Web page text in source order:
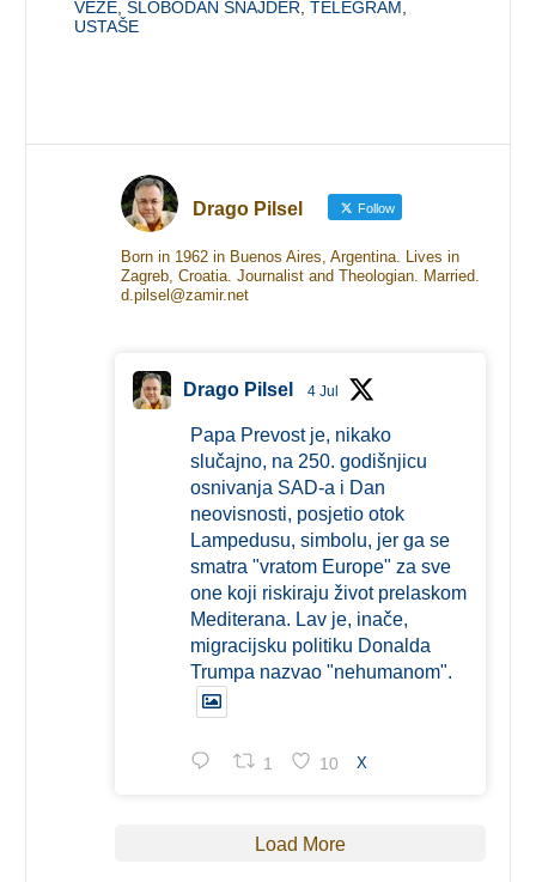
VEZE ,SLOBODAN ŠNAJDER ,TELEGRAM
USTAŠE
Drago Pilsel Follow
Born in 1962 in Buenos Aires, Argentina. Lives in
Zagreb, Croatia. Journalist and Theologian. Married.
d.pilsel@zamir.net
Drago Pilsel 4 Jul
Papa Prevost je, nikako
slučajno, na 250. godišnjicu
osnivanja SAD-a i Dan
neovisnosti, posjetio otok
Lampedusu, simbolu, jer ga se
smatra "vratom Europe" za sve
one koji riskiraju život prelaskom
Mediterana. Lav je, inače,
migracijsku politiku Donalda
Trumpa nazvao "nehumanom".
1 10 X
Load More